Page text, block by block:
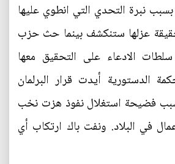
نبرة التحدي التي انطوي عليها
عزلها ستنكشف بينما حث حزب
الادعاء على التحقيق معها
الدستورية أيدت قرار البرلمان
فضيحة استغلال نفوذ هزت نخب
في البلاد. ونفت باك ارتكاب أي